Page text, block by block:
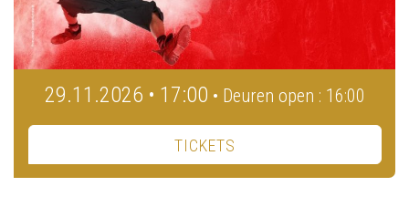
29.11.2026 • 17:00 • Deuren open : 16:00
TICKETS